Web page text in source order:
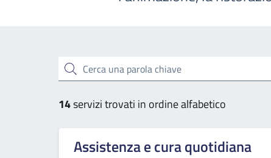
Cerca una parola chiave
14servizi trovati in ordine alfabetico
Assistenza e cura quotidiana